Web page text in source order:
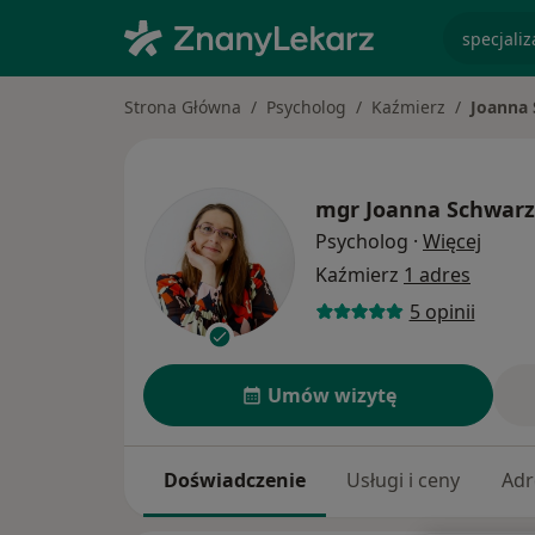
Strona Główna Psycholog Kaźmierz Joanna
mgr Joanna
Psycholog · Więcej
Kaźmierz 1 adres
5 opinii
Umów wizytę
Doświadczenie Usługi i ceny